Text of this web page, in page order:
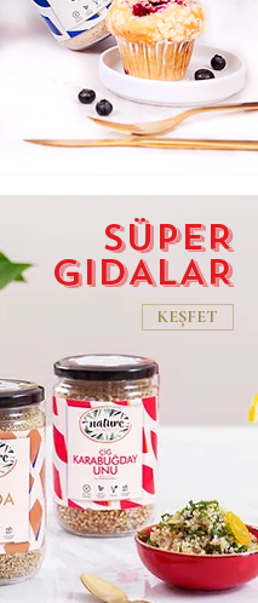
SÜPER
GIDALAR
KEŞFET